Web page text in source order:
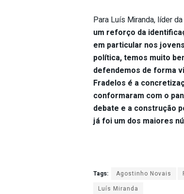
Para Luís Miranda, líder
um reforço da
em particular nos
política, temos muito
defendemos de forma
Fradelos é a
conformaram com o
debate e a construção
já foi um dos maiores
Tags: Agostinho Novais
Luís Miranda